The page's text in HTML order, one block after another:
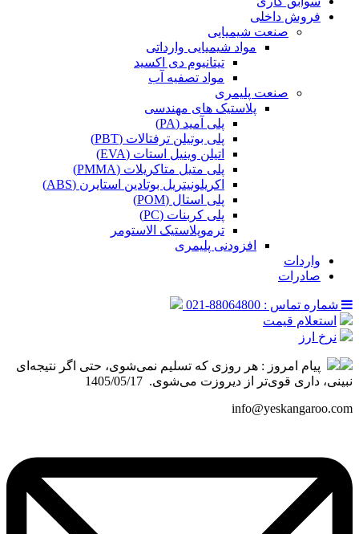
فروش داخلی
صنعت شیمیایی
مواد شیمیایی وارداتی
تیتانیوم دی اکسید
مواد تصفیه آب
صنعت پلیمری
پلاستیک های مهندسی
پلی آمید (PA)
پلی بوتیلن ترفتالات (PBT)
اتیلن وینیل استات (EVA)
پلی متیل متاکریلات (PMMA)
اکریلونیتریل بوتادین استایرن (ABS)
پلی استال (POM)
پلی کربنات (PC)
ترموپلاستیک الاستومر
افزودنی پلیمری
واردات
صادرات
شماره تماس : 88064800-021
استعلام قیمت
نرخ ارز
پیام امروز : هر روزی که تسلیم نمی‌شوی، حتی اگر نتیجه‌ای
نبینی، داری قوی‌تر از دیروزت می‌شوی. ️ 1405/05/17
info@yeskangaroo.com